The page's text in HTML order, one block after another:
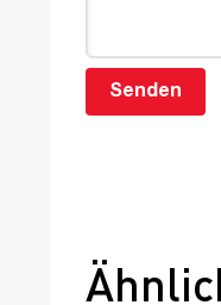
Senden